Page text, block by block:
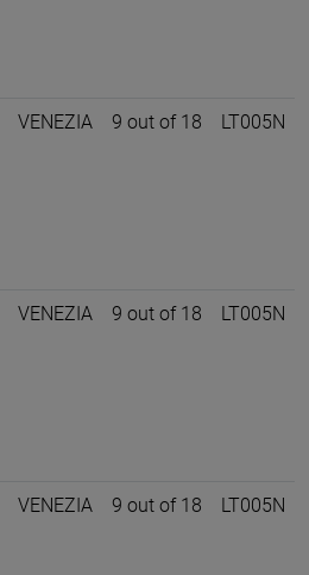
VENEZIA 9 out of 18 LT005N
VENEZIA 9 out of 18 LT005N
VENEZIA 9 out of 18 LT005N